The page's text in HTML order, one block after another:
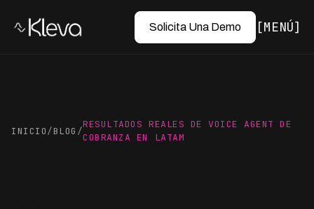
Solicita Una Demo MENÚ
INICIO/BLOG /
RESULTADOS REALES DE VOICE AGENT DE
COBRANZA EN LATAM